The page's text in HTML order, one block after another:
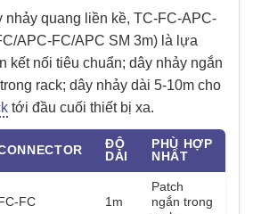
nhảy quang liền kề, TC-FC-APC-
APC-FC/APC SM 3m) là lựa
kết nối tiêu chuẩn; dây nhảy ngắn
rack; dây nhảy dài 5-10m cho
tới đầu cuối thiết bị xa.
ĐỘ
DÀI
PHÙ HỢP
NHẤT
FC-FC 1m
Patch
ngắn trong